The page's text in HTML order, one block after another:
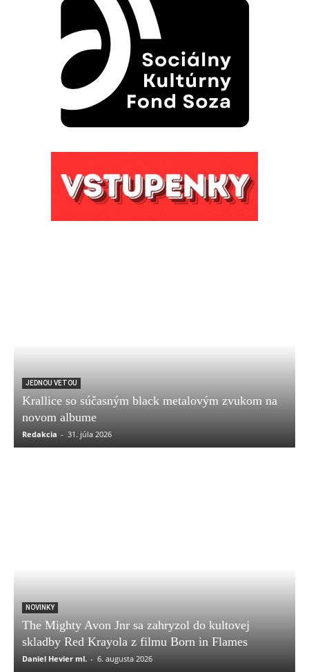
JEDNOU VETOU
Krallice so súčasným black metalovým zvukom na
novom albume
Redakcia - 31. júla 2026
NOVINKY
The Mighty Avon Jnr sa zahryzol do kultovej
skladby Red Krayola z filmu Born in Flames
Daniel Hevier ml. - 6. augusta 2026